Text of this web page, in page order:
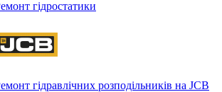
гідростатики
гідравлічних розподільників на JCB